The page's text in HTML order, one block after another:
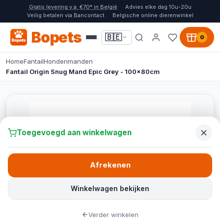
Gratis levering v.a. €70* in België
Advies elke dag 10u-20u
Veilig betalen via Bancontact
Belgische online dierenwinkel
Bopets 🇧🇪 0
HomeFantailHondenmanden
Fantail Origin Snug Mand Epic Grey - 100x80cm
Toegevoegd aan winkelwagen
Winkelwagen bekijken
Afrekenen
Verder winkelen